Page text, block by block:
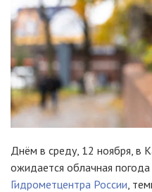
Днём в среду, 12 ноября, в
ожидается облачная
Гидрометцентра России ,